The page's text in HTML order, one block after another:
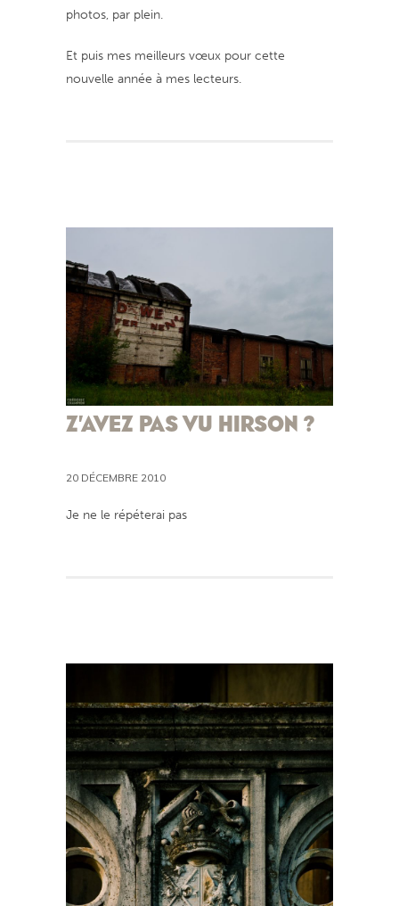
photos, par plein.
Et puis mes meilleurs vœux pour cette
nouvelle année à mes lecteurs.
Z’AVEZ PAS VU HIRSON ?
20 DÉCEMBRE 2010
Je ne le répéterai pas